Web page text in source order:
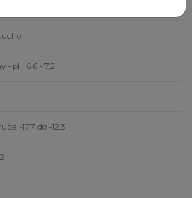
- pH 6,6 - 7,2
-17,7 do -12,3